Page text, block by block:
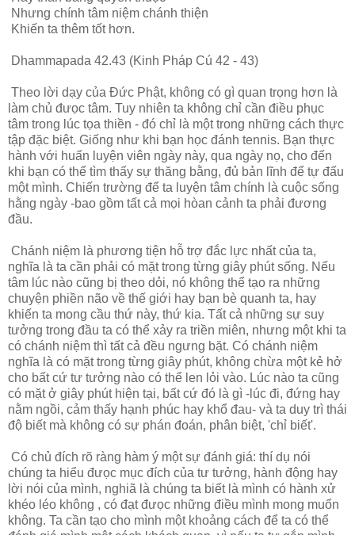
Nhưng chính tâm niệm chánh thiện
Khiến ta thêm tốt hơn.
Dhammapada 42.43 (Kinh Pháp Cú 42 - 43)
Theo lời dạy của Đức Phật, không có gì quan trọng hơn là
làm chủ đưọc tâm. Tuy nhiên ta không chỉ cần điều phục
tâm trong lúc tọa thiền - đó chỉ là một trong những cách thực
tập đặc biệt. Giống như khi bạn học đánh tennis. Bạn thực
hành với huấn luyện viên ngày này, qua ngày nọ, cho đến
khi bạn có thể tìm thấy sự thăng bằng, đủ bản lĩnh để tự đấu
một mình. Chiến trường để ta luyện tâm chính là cuộc sống
hằng ngày -bao gồm tất cả mọi hòan cảnh ta phải đương
đầu.
Chánh niệm là phương tiện hỗ trợ đắc lực nhất của ta,
nghĩa là ta cần phải có mặt trong từng giây phút sống. Nếu
tâm lúc nào cũng bị theo dỏi, nó không thể tạo ra những
chuyện phiền não về thế giới hay bạn bè quanh ta, hay
khiến ta mong cầu thứ này, thứ kia. Tất cả những sự suy
tưởng trong đầu ta có thể xảy ra triền miên, nhưng một khi ta
có chánh niệm thì tất cả đều ngưng bặt. Có chánh niệm
nghĩa là có mặt trong từng giây phút, không chừa một kẻ hở
cho bất cứ tư tưởng nào có thể len lỏi vào. Lúc nào ta cũng
có mặt ở giây phút hiện tại, bất cứ đó là gì -lúc đi, đứng hay
nằm ngồi, cảm thấy hạnh phúc hay khổ đau- và ta duy trì thái
độ biết mà không có sự phán đoán, phân biệt, 'chỉ biết'.
Có chủ đích rõ ràng hàm ý một sự đánh giá: thí dụ nói
chúng ta hiểu đưọc mục đích của tư tưởng, hành động hay
lời nói của mình, nghiã là chúng ta biết là mình có hành xử
khéo léo không , có đạt đưọc những điều mình mong muốn
không. Ta cần tạo cho mình một khoảng cách để ta có thể